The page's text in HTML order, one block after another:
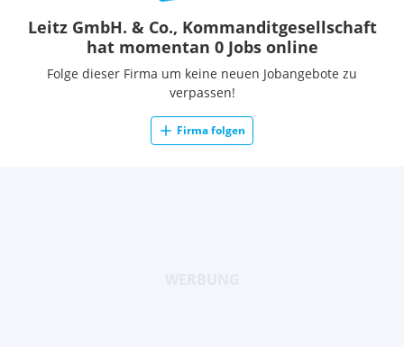
Leitz GmbH. & Co., Kommanditgesellschaft
hat momentan 0 Jobs online
Folge dieser Firma um keine neuen Jobangebote zu
verpassen!
Firma folgen